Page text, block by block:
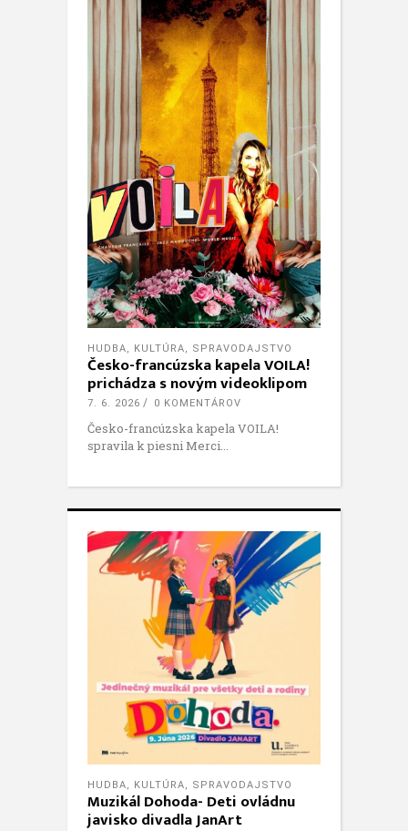
HUDBA, KULTÚRA, SPRAVODAJSTVO
Česko-francúzska kapela VOILA!
prichádza s novým videoklipom
7. 6. 2026 0 KOMENTÁROV
Česko-francúzska kapela VOILA!
spravila k piesni Merci
HUDBA, KULTÚRA, SPRAVODAJSTVO
Muzikál Dohoda- Deti ovládnu
javisko divadla JanArt